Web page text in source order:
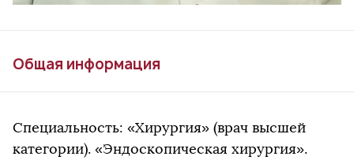
Общая информация
Специальность: «Хирургия» (врач высшей
категории). «Эндоскопическая хирургия».